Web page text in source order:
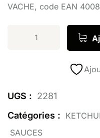
VACHE, code EAN
UGS : 2281
Catégories :
SAUCES